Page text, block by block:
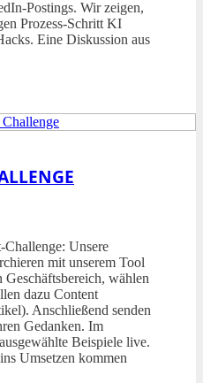
Postings. Wir zeigen,
Prozess-Schritt KI
Eine Diskussion aus
Unsere
mit unserem Tool
Geschäftsbereich, wählen
dazu Content
Anschließend senden
Gedanken. Im
Beispiele live.
Umsetzen kommen